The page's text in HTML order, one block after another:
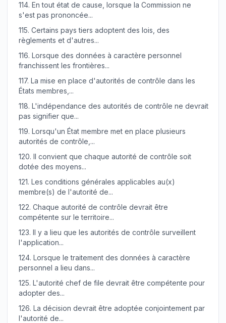
114. En tout état de cause, lorsque la Commission ne
s'est pas prononcée...
115. Certains pays tiers adoptent des lois, des
règlements et d'autres...
116. Lorsque des données à caractère personnel
franchissent les frontières...
117. La mise en place d'autorités de contrôle dans les
États membres,...
118. L'indépendance des autorités de contrôle ne devrait
pas signifier que...
119. Lorsqu'un État membre met en place plusieurs
autorités de contrôle,...
120. Il convient que chaque autorité de contrôle soit
dotée des moyens...
121. Les conditions générales applicables au(x)
membre(s) de l'autorité de...
122. Chaque autorité de contrôle devrait être
compétente sur le territoire...
123. Il y a lieu que les autorités de contrôle surveillent
l'application...
124. Lorsque le traitement des données à caractère
personnel a lieu dans...
125. L'autorité chef de file devrait être compétente pour
adopter des...
126. La décision devrait être adoptée conjointement par
l'autorité de...